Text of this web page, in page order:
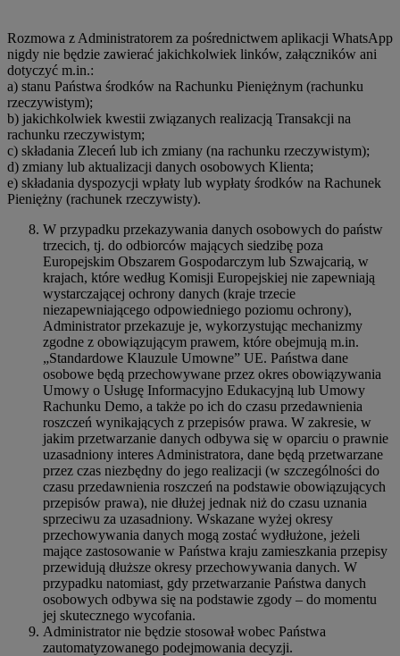
Rozmowa z Administratorem za pośrednictwem aplikacji WhatsApp
nigdy nie będzie zawierać jakichkolwiek linków, załączników ani
dotyczyć m.in.:
a) stanu Państwa środków na Rachunku Pieniężnym (rachunku
rzeczywistym);
b) jakichkolwiek kwestii związanych realizacją Transakcji na
rachunku rzeczywistym;
c) składania Zleceń lub ich zmiany (na rachunku rzeczywistym);
d) zmiany lub aktualizacji danych osobowych Klienta;
e) składania dyspozycji wpłaty lub wypłaty środków na Rachunek
Pieniężny (rachunek rzeczywisty).
W przypadku przekazywania danych osobowych do państw
trzecich, tj. do odbiorców mających siedzibę poza
Europejskim Obszarem Gospodarczym lub Szwajcarią, w
krajach, które według Komisji Europejskiej nie zapewniają
wystarczającej ochrony danych (kraje trzecie
niezapewniającego odpowiedniego poziomu ochrony),
Administrator przekazuje je, wykorzystując mechanizmy
zgodne z obowiązującym prawem, które obejmują m.in.
„Standardowe Klauzule Umowne” UE. Państwa dane
osobowe będą przechowywane przez okres obowiązywania
Umowy o Usługę Informacyjno Edukacyjną lub Umowy
Rachunku Demo, a także po ich do czasu przedawnienia
roszczeń wynikających z przepisów prawa. W zakresie, w
jakim przetwarzanie danych odbywa się w oparciu o prawnie
uzasadniony interes Administratora, dane będą przetwarzane
przez czas niezbędny do jego realizacji (w szczególności do
czasu przedawnienia roszczeń na podstawie obowiązujących
przepisów prawa), nie dłużej jednak niż do czasu uznania
sprzeciwu za uzasadniony. Wskazane wyżej okresy
przechowywania danych mogą zostać wydłużone, jeżeli
mające zastosowanie w Państwa kraju zamieszkania przepisy
przewidują dłuższe okresy przechowywania danych. W
przypadku natomiast, gdy przetwarzanie Państwa danych
osobowych odbywa się na podstawie zgody – do momentu
jej skutecznego wycofania.
Administrator nie będzie stosował wobec Państwa
zautomatyzowanego podejmowania decyzji.